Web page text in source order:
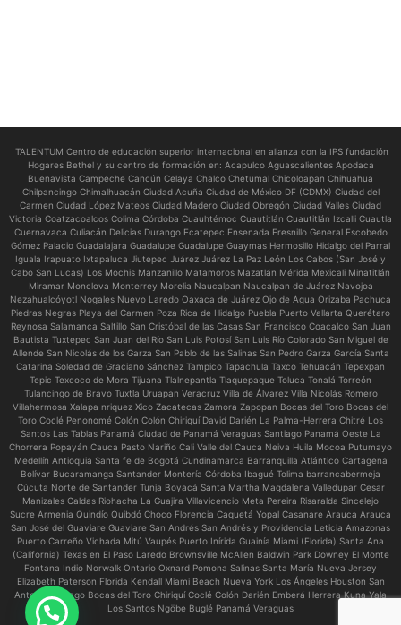
TALENTUM Centro de educación superior internacional en alianza con la IPS fundación
Hogares Bethel y su centro de formación en: Acapulco Aguascalientes Apodaca
Buenavista Campeche Cancún Celaya Chalco Chetumal Chicoloapan Chihuahua
Chilpancingo Chimalhuacán Ciudad Acuña Ciudad de México DF (CDMX) Ciudad del
Carmen Ciudad López Mateos Ciudad Madero Ciudad Obregón Ciudad Valles Ciudad
Victoria Coatzacoalcos Colima Córdoba Cuauhtémoc Cuautitlán Cuautitlán Izcalli Cuautla
Cuernavaca Culiacán Delicias Durango Ecatepec Ensenada Fresnillo General Escobedo
Gómez Palacio Guadalajara Guadalupe Guadalupe Guaymas Hermosillo Hidalgo del Parral
Iguala Irapuato Ixtapaluca Jiutepec Juárez Juárez La Paz León Los Cabos (San José y
Cabo San Lucas) Los Mochis Manzanillo Matamoros Mazatlán Mérida Mexicali Minatitlán
Miramar Monclova Monterrey Morelia Naucalpan Naucalpan de Juárez Navojoa
Nezahualcóyotl Nogales Nuevo Laredo Oaxaca de Juárez Ojo de Agua Orizaba Pachuca
Piedras Negras Playa del Carmen Poza Rica de Hidalgo Puebla Puerto Vallarta Querétaro
Reynosa Salamanca Saltillo San Cristóbal de las Casas San Francisco Coacalco San Juan
Bautista Tuxtepec San Juan del Río San Luis Potosí San Luis Río Colorado San Miguel de
Allende San Nicolás de los Garza San Pablo de las Salinas San Pedro Garza García Santa
Catarina Soledad de Graciano Sánchez Tampico Tapachula Taxco Tehuacán Tepexpan
Tepic Texcoco de Mora Tijuana Tlalnepantla Tlaquepaque Toluca Tonalá Torreón
Tulancingo de Bravo Tuxtla Uruapan Veracruz Villa de Álvarez Villa Nicolás Romero
Villahermosa Xalapa nriquez Xico Zacatecas Zamora Zapopan Bocas del Toro Bocas del
Toro Coclé Penonomé Colón Colón Chiriquí David Darién La Palma-Herrera Chitré Los
Santos Las Tablas Panamá Ciudad de Panamá Veraguas Santiago Panamá Oeste La
Chorrera Popayán Cauca Pasto Nariño Cali Valle del Cauca Neiva Huila Mocoa Putumayo
Medellín Antioquia Santa fe de Bogotá Cundinamarca Barranquilla Atlántico Cartagena
Bolívar Bucaramanga Santander Montería Córdoba Ibagué Tolima barrancabermeja
Cúcuta Norte de Santander Tunja Boyacá Santa Martha Magdalena Valledupar Cesar
Manizales Caldas Riohacha La Guajira Villavicencio Meta Pereira Risaralda Sincelejo
Sucre Armenia Quindío Quibdó Choco Florencia Caquetá Yopal Casanare Arauca Arauca
San José del Guaviare Guaviare San Andrés San Andrés y Providencia Leticia Amazonas
Puerto Carreño Vichada Mitú Vaupés Puerto Inírida Guainía Miami (Florida) Santa Ana
(California) Texas en El Paso Laredo Brownsville McAllen Baldwin Park Downey El Monte
Fontana Indio Norwalk Ontario Oxnard Pomona Salinas Santa María Nueva Jersey
Elizabeth Paterson Florida Kendall Miami Beach Nueva York Los Ángeles Houston San
Antonio Chicago Bocas del Toro Chiriquí Coclé Colón Darién Emberá Herrera Kuna Yala
Los Santos Ngöbe Buglé Panamá Veraguas
Necesitas ayuda?